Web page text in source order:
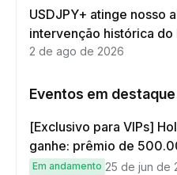
USDJPY+ atinge nosso
intervenção histórica do
2 de ago de 2026
Eventos em destaque
[Exclusivo para VIPs]
ganhe: prêmio de
Em andamento 25 de jun de